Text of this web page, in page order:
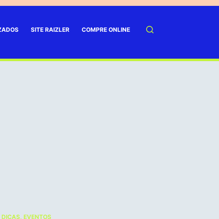
SITE RAIZLER COMPRE ONLINE
DICAS, EVENTOS